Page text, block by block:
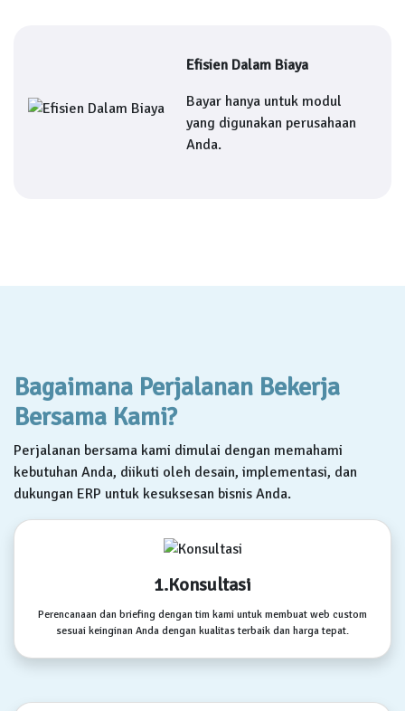
Efisien Dalam Biaya
Bayar hanya untuk modul
yang digunakan perusahaan
Anda.
Bagaimana Perjalanan Bekerja
Bersama Kami?
Perjalanan bersama kami dimulai dengan memahami
kebutuhan Anda, diikuti oleh desain, implementasi, dan
dukungan ERP untuk kesuksesan bisnis Anda.
1.Konsultasi
Perencanaan dan briefing dengan tim kami untuk membuat web custom
sesuai keinginan Anda dengan kualitas terbaik dan harga tepat.